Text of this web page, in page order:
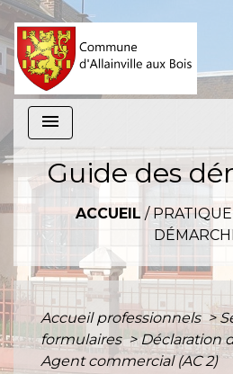
menu
Guide des
ACCUEIL / PRATIQUE
Accueil professionnels>
formulaires> Déclaration
Agent commercial (AC 2)